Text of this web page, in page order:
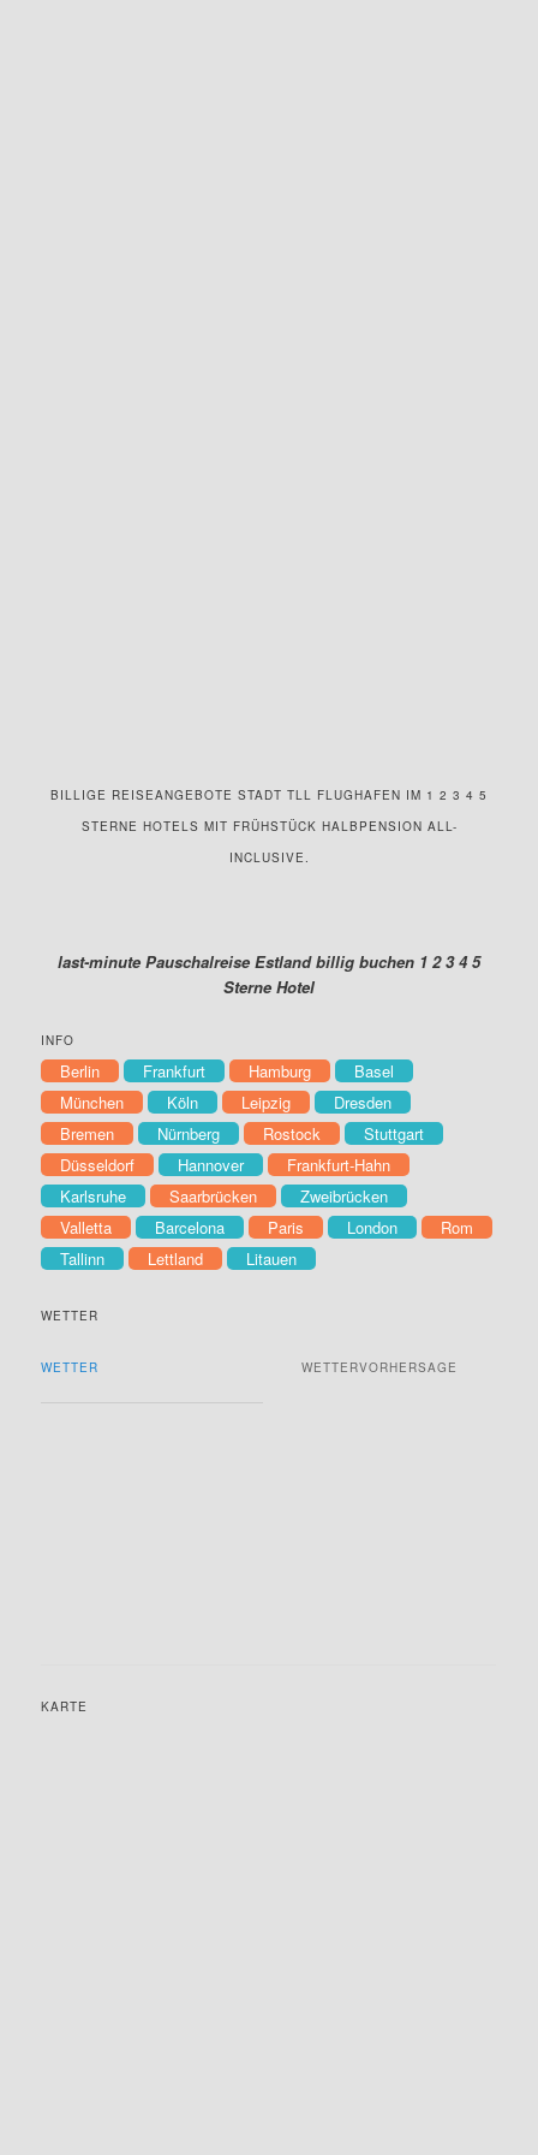
BILLIGE REISEANGEBOTE STADT TLL FLUGHAFEN IM 1 2 3 4 5
STERNE HOTELS MIT FRÜHSTÜCK HALBPENSION ALL-
INCLUSIVE.
last-minute Pauschalreise Estland billig buchen 1 2 3 4 5
Sterne Hotel
INFO
Berlin Frankfurt Hamburg
Basel
München
Köln Leipzig
Dresden
Bremen
Nürnberg Rostock
Stuttgart
Düsseldorf
Hannover
Frankfurt-Hahn
Karlsruhe
Saarbrücken
Zweibrücken
Valletta
Barcelona Paris London
Rom
Tallinn
Lettland Litauen
WETTER
WETTER WETTERVORHERSAGE
KARTE